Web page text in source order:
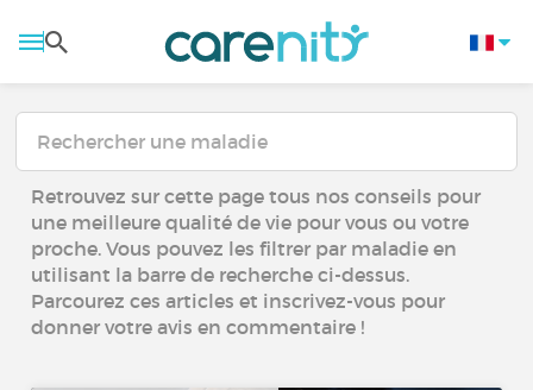
Retrouvez sur cette page tous nos conseils pour
une meilleure qualité de vie pour vous ou votre
proche. Vous pouvez les filtrer par maladie en
utilisant la barre de recherche ci-dessus.
Parcourez ces articles et inscrivez-vous pour
donner votre avis en commentaire !